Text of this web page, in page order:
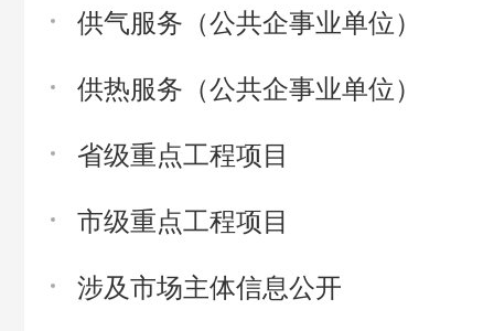
供气服务（公共企事业单位）
供热服务（公共企事业单位）
省级重点工程项目
市级重点工程项目
涉及市场主体信息公开